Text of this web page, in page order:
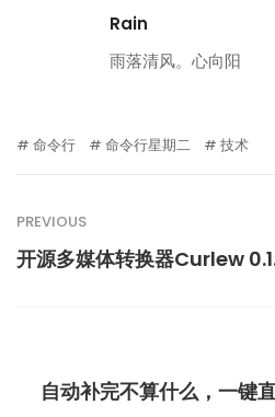
Rain
雨落清风。心向阳
命令行 命令行星期二 技术
PREVIOUS
开源多媒体转换器Curlew
自动补完不算什么，一键